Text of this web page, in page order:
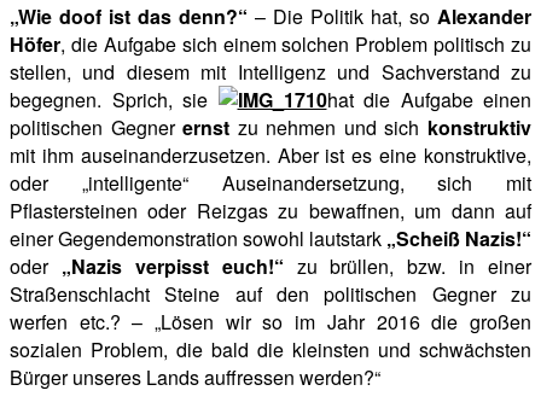
„Wie doof ist das denn?“ – Die Politik hat, so Alexander
Höfer, die Aufgabe sich einem solchen Problem politisch zu
stellen, und diesem mit Intelligenz und Sachverstand zu
begegnen. Sprich, sie
hat die Aufgabe einen
politischen Gegnerernst zu nehmen und sich konstruktiv
mit ihm auseinanderzusetzen. Aber ist es eine konstruktive,
oder „intelligente“ Auseinandersetzung, sich mit
Pflastersteinen oder Reizgas zu bewaffnen, um dann auf
einer Gegendemonstration sowohl lautstark „Scheiß Nazis!“
oder „Nazis verpisst euch!“ zu brüllen, bzw. in einer
Straßenschlacht Steine auf den politischen Gegner zu
werfen etc.? – „Lösen wir so im Jahr 2016 die großen
sozialen Problem, die bald die kleinsten und schwächsten
Bürger unseres Lands auffressen werden?“